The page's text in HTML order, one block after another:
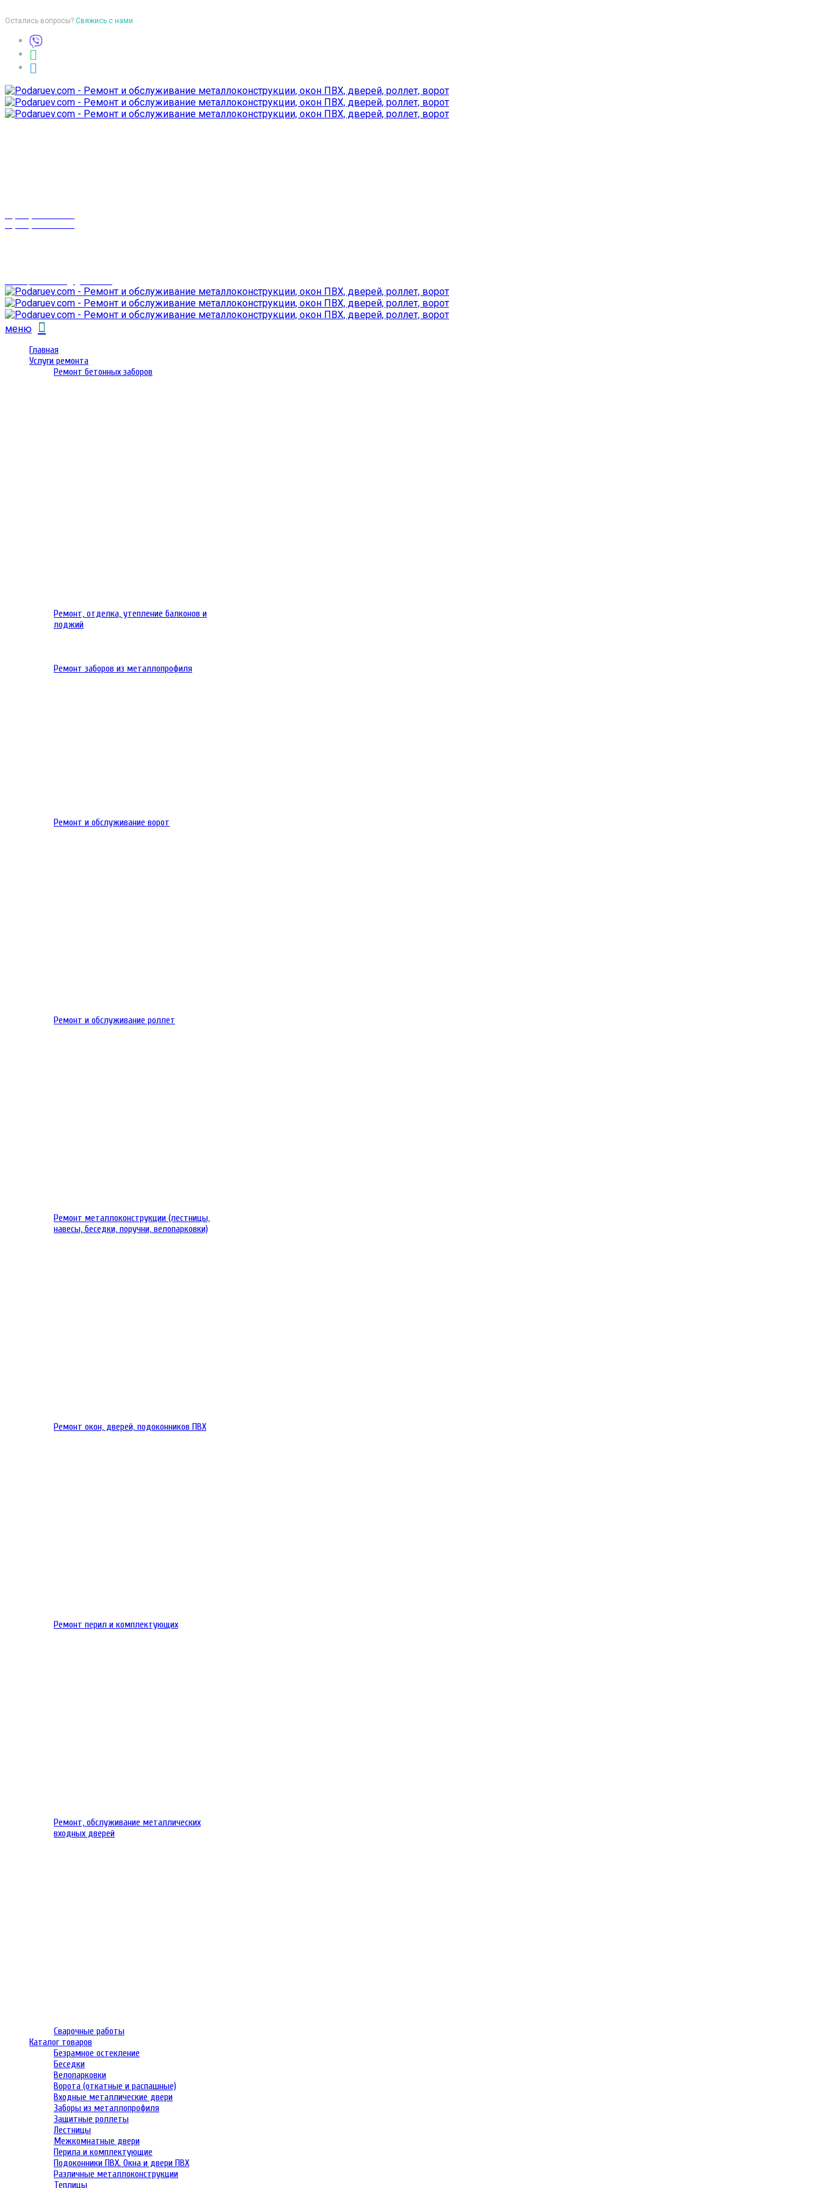
Остались вопросы? Свяжись с нами
меню
Главная
Услуги ремонта
Ремонт бетонных заборов
Ремонт, отделка, утепление балконов и
лоджий
Ремонт заборов из металлопрофиля
Ремонт и обслуживание ворот
Ремонт и обслуживание роллет
Ремонт металлоконструкции (лестницы,
навесы, беседки, поручни, велопарковки)
Ремонт окон, дверей, подоконников ПВХ
Ремонт перил и комплектующих
Ремонт, обслуживание металлических
входных дверей
Сварочные работы
Каталог товаров
Безрамное остекление
Беседки
Велопарковки
Ворота (откатные и распашные)
Входные металлические двери
Заборы из металлопрофиля
Защитные роллеты
Лестницы
Межкомнатные двери
Перила и комплектующие
Подоконники ПВХ. Окна и двери ПВХ
Различные металлоконструкции
Теплицы